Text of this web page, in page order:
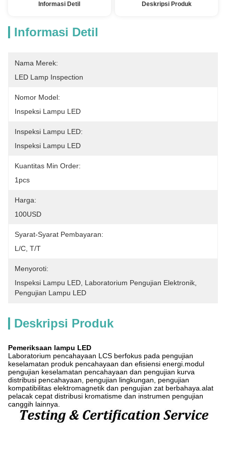
Informasi Detil Deskripsi Produk
Informasi Detil
Nama Merek:
LED Lamp Inspection
Nomor Model:
Inspeksi Lampu LED
Inspeksi Lampu LED:
Inspeksi Lampu LED
Kuantitas Min Order:
1pcs
Harga:
100USD
Syarat-Syarat Pembayaran:
L/C, T/T
Menyoroti:
Inspeksi Lampu LED Laboratorium Pengujian Elektronik
Pengujian Lampu LED
Deskripsi Produk
Pemeriksaan lampu LED
Laboratorium pencahayaan LCS berfokus pada pengujian
keselamatan produk pencahayaan dan efisiensi energi.modul
pengujian keselamatan pencahayaan dan pengujian kurva
distribusi pencahayaan, pengujian lingkungan, pengujian
kompatibilitas elektromagnetik dan pengujian zat berbahaya.alat
pelacak cepat distribusi kromatisme dan instrumen pengujian
canggih lainnya.